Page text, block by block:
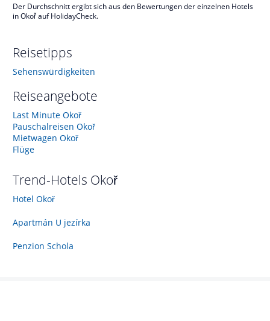
Der Durchschnitt ergibt sich aus den Bewertungen der einzelnen Hotels
in Okoř auf HolidayCheck.
Reisetipps
Sehenswürdigkeiten
Reiseangebote
Last Minute Okoř
Pauschalreisen Okoř
Mietwagen Okoř
Flüge
Trend-Hotels Okoř
Hotel Okoř
Apartmán U jezírka
Penzion Schola